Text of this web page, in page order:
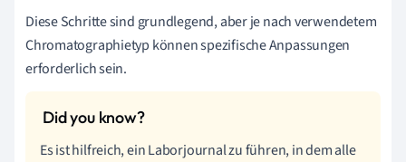
Diese Schritte sind grundlegend, aber je nach verwendetem
Chromatographietyp können spezifische Anpassungen
erforderlich sein.
Es ist hilfreich, ein Laborjournal zu führen, in dem alle